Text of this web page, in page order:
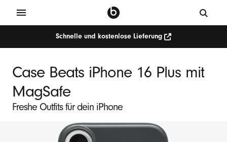
Schnelle und kostenlose Lieferung
Case Beats iPhone 16 Plus mit
MagSafe
Freshe Outfits für dein iPhone